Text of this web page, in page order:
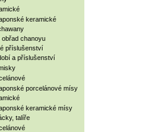
keramické
obřad chanoyu
příslušenství
a příslušenství
porcelánové mísy
keramické mísy
talíře